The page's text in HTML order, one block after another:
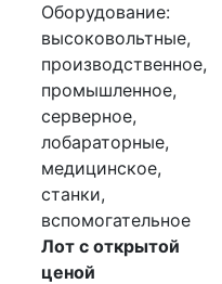
Оборудование:
высоковольтные,
производственное,
промышленное,
серверное,
лобараторные,
медицинское,
станки,
вспомогательное
Лот с открытой
ценой